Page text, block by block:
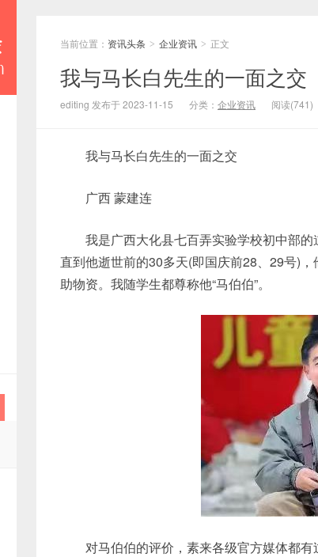
当前位置： 资讯头条 > 企业资讯 > 正文
我与马长白先生的一面之交
editing 发布于 2023-11-15 分类： 企业资讯 阅读(741)
我与马长白先生的一面之交
广西 蒙建连
我是广西大化县七百弄实验学校初中部的
直到他逝世前的30多天(即国庆前28、29号)
助物资。我随学生都尊称他“马伯伯”。
对马伯伯的评价，素来各级官方媒体都有